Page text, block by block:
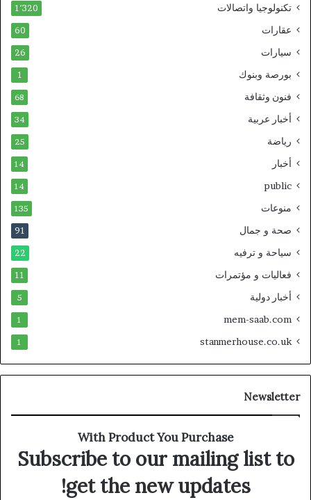
تكنولوجيا واتصالات 1٬320
عقارات 60
سيارات 26
بورصة وبنوك 1
فنون وثقافة 68
أخبار عربية 34
رياضة 25
أخبار 14
public
14
منوعات 135
صحة و جمال 91
سياحة و ترفيه 22
فعاليات و مؤتمرات 11
أخبار دولية 5
mem-saab.com
1
stanmerhouse.co.uk
1
Newsletter
With Product You Purchase
Subscribe to our mailing list to
get the new updates!